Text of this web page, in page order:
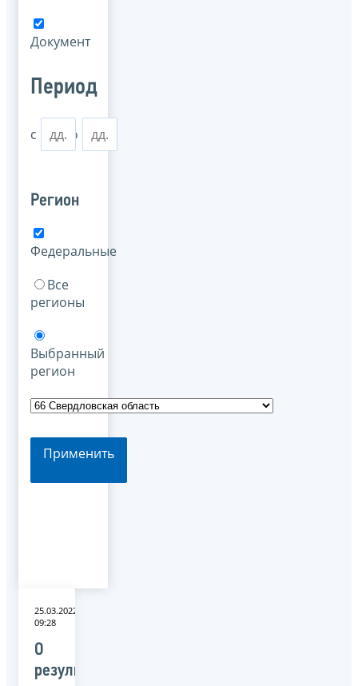
Документ
Период
с по
Регион
Федеральные
Все
регионы
Выбранный
регион
Применить
25.03.2022
09:28
О
результатах